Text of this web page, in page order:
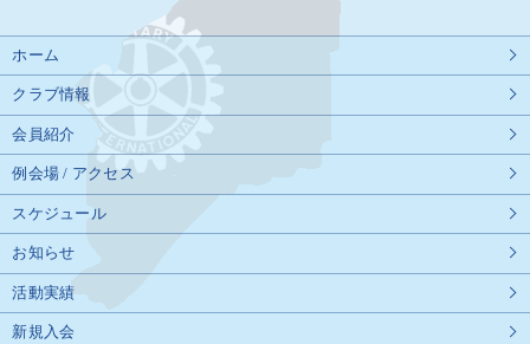
ホーム
クラブ情報
会員紹介
例会場 / アクセス
スケジュール
お知らせ
活動実績
新規入会